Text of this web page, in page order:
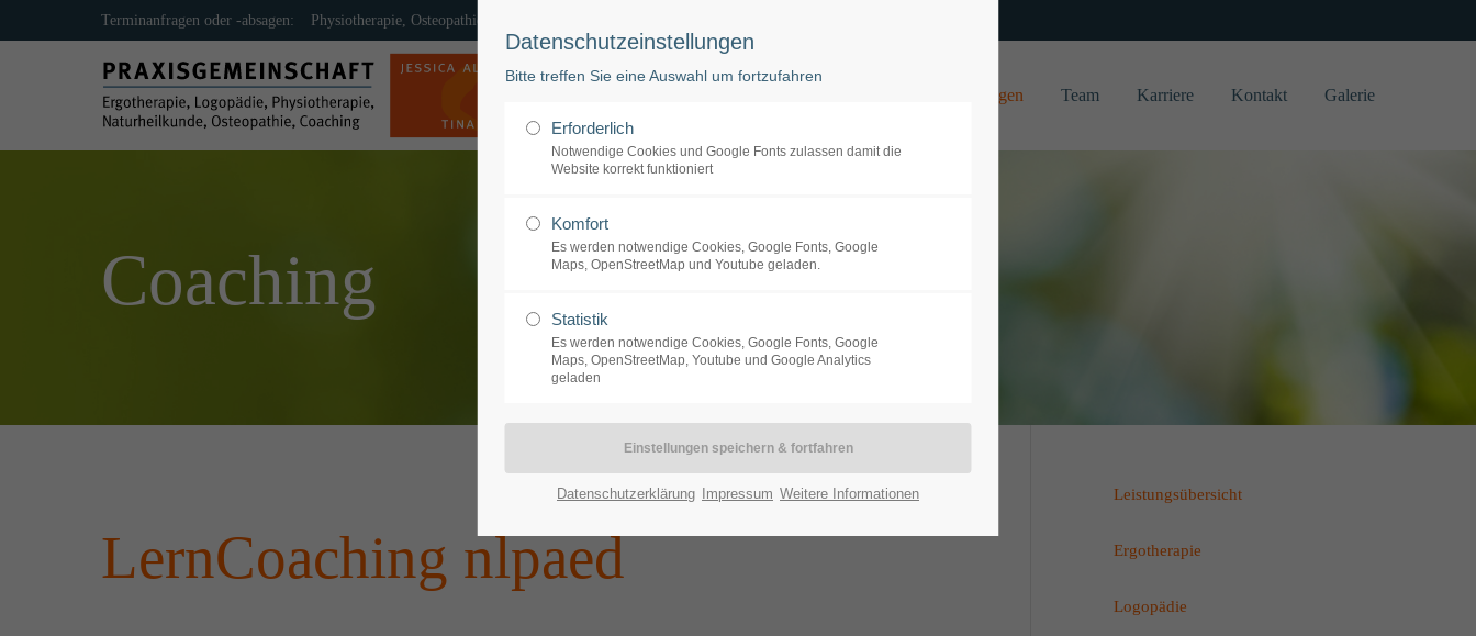
Login
Benutzername
Support
Lorem ipsum dolor sit amet:
/ 365days
We offer support for our customers
Mon - Fri 8:00am - 5:00pm
+44 1234 567 890
Terminanfragen oder -absagen: Physiotherapie, Osteopathie (040/38 64 77-77) -·- Ergotherapie, Logopädie, Coaching (040/38 64 77-78)
Leistungen Team Karriere Kontakt Galerie
Coaching
LernCoaching nlpaed
Leistungsübersicht
Ergotherapie
Logopädie
Datenschutzeinstellungen
Bitte treffen Sie eine Auswahl um fortzufahren
Erforderlich
Notwendige Cookies und Google Fonts zulassen damit die
Website korrekt funktioniert
Komfort
Es werden notwendige Cookies, Google Fonts, Google
Maps, OpenStreetMap und Youtube geladen.
Statistik
Es werden notwendige Cookies, Google Fonts, Google
Maps, OpenStreetMap, Youtube und Google Analytics
geladen
Datenschutzerklärung Impressum Weitere Informationen